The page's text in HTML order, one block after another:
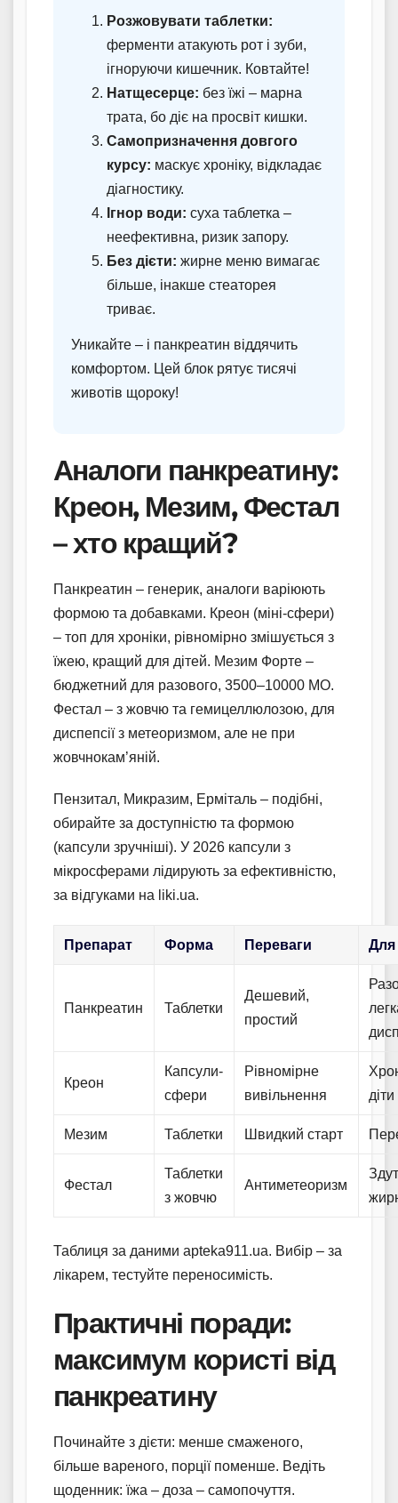
Розжовувати таблетки:
ферменти атакують рот і зуби,
ігноруючи кишечник. Ковтайте!
Натщесерце: без їжі – марна
трата, бо діє на просвіт кишки.
Самопризначення довгого
курсу: маскує хроніку, відкладає
діагностику.
Ігнор води: суха таблетка –
неефективна, ризик запору.
Без дієти: жирне меню вимагає
більше, інакше стеаторея
триває.
Уникайте – і панкреатин віддячить
комфортом. Цей блок рятує тисячі
животів щороку!
Аналоги панкреатину:
Креон, Мезим, Фестал
– хто кращий?
Панкреатин – генерик, аналоги варіюють
формою та добавками. Креон (міні-сфери)
– топ для хроніки, рівномірно змішується з
їжею, кращий для дітей. Мезим Форте –
бюджетний для разового, 3500–10000 МО.
Фестал – з жовчю та гемицеллюлозою, для
диспепсії з метеоризмом, але не при
жовчнокам’яній.
Пензитал, Микразим, Ерміталь – подібні,
обирайте за доступністю та формою
(капсули зручніші). У 2026 капсули з
мікросферами лідирують за ефективністю,
за відгуками на liki.ua.
Препарат Форма Переваги Для
Панкреатин Таблетки
Дешевий,
простий
Креон
Капсули-
сфери
Рівномірне
вивільнення
діти
Мезим Таблетки Швидкий старт
Фестал
Таблетки
з жовчю
Антиметеоризм
Таблиця за даними apteka911.ua. Вибір – за
лікарем, тестуйте переносимість.
Практичні поради:
максимум користі від
панкреатину
Починайте з дієти: менше смаженого,
більше вареного, порції поменше. Ведіть
щоденник: їжа – доза – самопочуття.